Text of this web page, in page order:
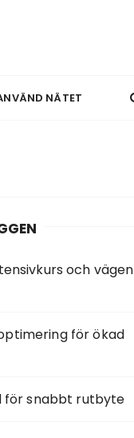
NÄTET
och vägen
för ökad
för snabbt rutbyte